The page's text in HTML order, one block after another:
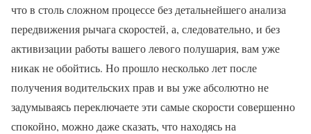
что в столь сложном процессе без детальнейшего анализа
передвижения рычага скоростей, а, следовательно, и без
активизации работы вашего левого полушария, вам уже
никак не обойтись. Но прошло несколько лет после
получения водительских прав и вы уже абсолютно не
задумываясь переключаете эти самые скорости совершенно
спокойно, можно даже сказать, что находясь на